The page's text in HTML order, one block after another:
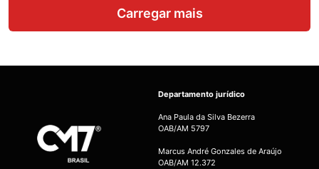
Carregar mais
Departamento jurídico
Ana Paula da Silva Bezerra
OAB/AM 5797
Marcus André Gonzales de Araújo
OAB/AM 12.372